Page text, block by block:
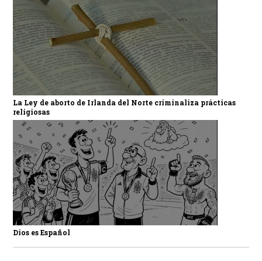
La Ley de aborto de Irlanda del Norte criminaliza prácticas
religiosas
Dios es Español